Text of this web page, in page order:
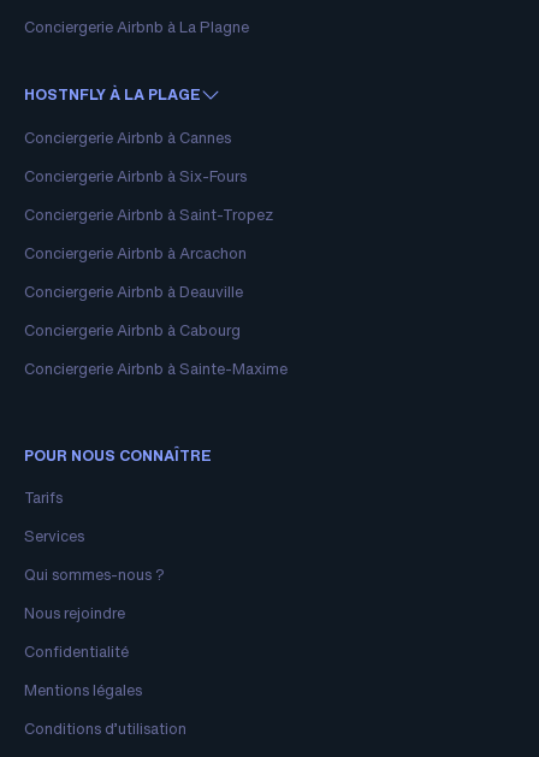
Conciergerie Airbnb à La Plagne
HOSTNFLY À LA PLAGE
Conciergerie Airbnb à Cannes
Conciergerie Airbnb à Six-Fours
Conciergerie Airbnb à Saint-Tropez
Conciergerie Airbnb à Arcachon
Conciergerie Airbnb à Deauville
Conciergerie Airbnb à Cabourg
Conciergerie Airbnb à Sainte-Maxime
POUR NOUS CONNAÎTRE
Tarifs
Services
Qui sommes-nous ?
Nous rejoindre
Confidentialité
Mentions légales
Conditions d’utilisation